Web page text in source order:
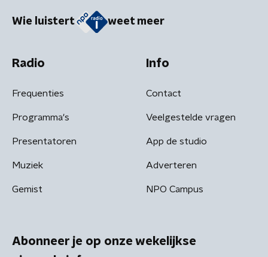
Wie luistert weet meer
Radio
Frequenties
Programma's
Presentatoren
Muziek
Gemist
Info
Contact
Veelgestelde vragen
App de studio
Adverteren
NPO Campus
Abonneer je op onze wekelijkse